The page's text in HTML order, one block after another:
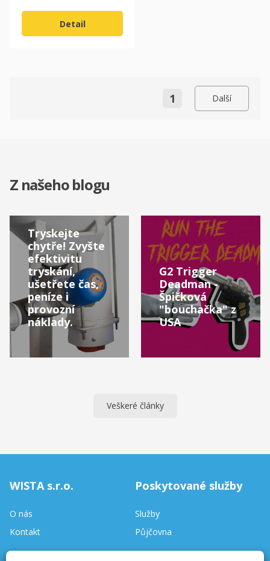
Detail
1 Další
Z našeho blogu
Tryskejte
chytře! Zvyšte
efektivitu
tryskání,
ušetřete čas,
peníze i
provozní
náklady.
G2 Trigger
Deadman -
Špičková
"bouchačka" z
USA
Veškeré články
WISTA s.r.o.
O nás
Kontakt
Poskytované služby
Služby
Půjčovna